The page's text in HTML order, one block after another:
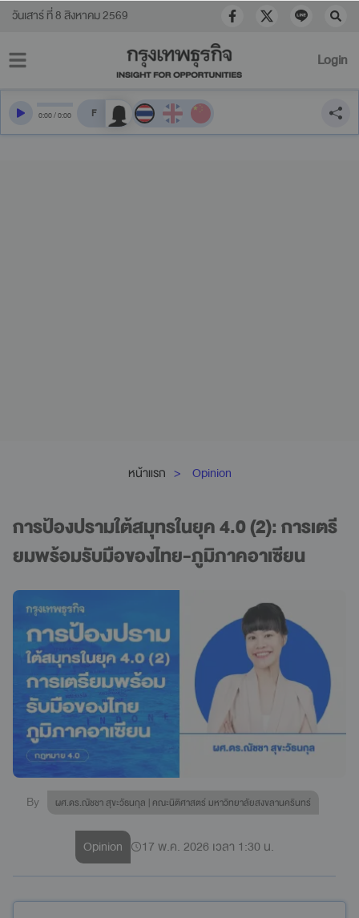
วันเสาร์ ที่ 8 สิงหาคม 2569
Login
หน้าแรก Opinion
การป้องปรามใต้สมุทรในยุค 4.0 (2): การเตรี
ยมพร้อมรับมือของไทย-ภูมิภาคอาเซียน
By ผศ.ดร.ณัชชา สุขะวัธนกุล | คณะนิติศาสตร์ มหาวิทยาลัยสงขลานครินทร์
0:00/0:00 สลับเสียงอ่าน
Opinion 17 พ.ค. 2026 เวลา 1:30 น.